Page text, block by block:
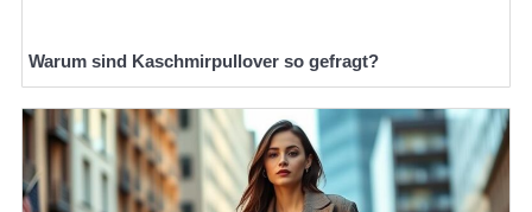
Warum sind Kaschmirpullover so gefragt?